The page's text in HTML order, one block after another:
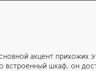
прихожих этого
встроенный шкаф, он